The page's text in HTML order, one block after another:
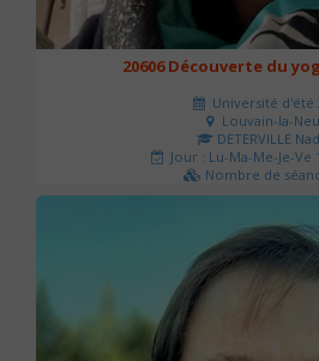
20606 Découverte du
Université d'été
Louvain-la-
DETERVILLE
Jour : Lu-Ma-Me-Je-Ve
Nombre de
30 €